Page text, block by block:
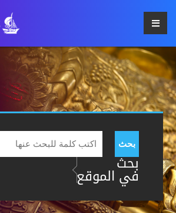
بحث
بحث
في الموقع